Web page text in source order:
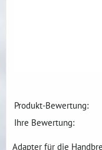
Produkt-Bewertung:
Ihre Bewertung:
Adapter für die